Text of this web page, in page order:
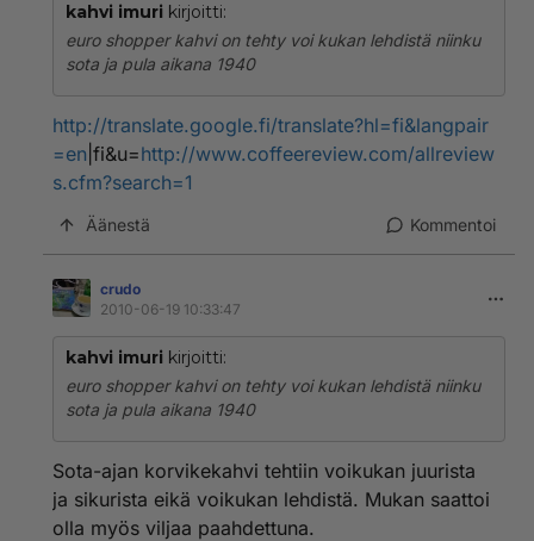
kahvi imuri kirjoitti:
euro shopper kahvi on tehty voi kukan lehdistä niinku
sota ja pula aikana 1940
http://translate.google.fi/translate?hl=fi&langpair
=en |fi&u=http://www.coffeereview.com/allreview
s.cfm?search=1
Äänestä Kommentoi
crudo
2010-06-19 10:33:47
kahvi imuri kirjoitti:
euro shopper kahvi on tehty voi kukan lehdistä niinku
sota ja pula aikana 1940
Sota-ajan korvikekahvi tehtiin voikukan juurista
ja sikurista eikä voikukan lehdistä. Mukan saattoi
olla myös viljaa paahdettuna.